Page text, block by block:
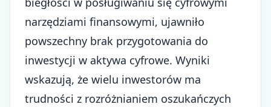
narzędziami finansowymi, ujawniło
powszechny brak przygotowania do
inwestycji w aktywa cyfrowe. Wyniki
wskazują, że wielu inwestorów ma
trudności z rozróżnianiem oszukańczych